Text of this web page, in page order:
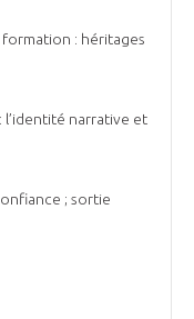
: héritages
l’identité narrative et
; sortie